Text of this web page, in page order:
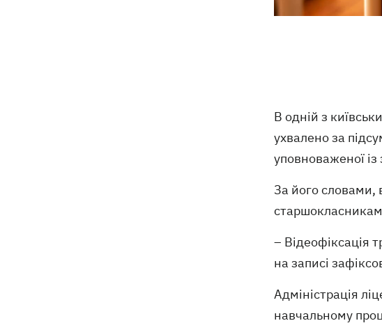
В одній з
ухвалено за
уповноваженої із
За його словами,
– Відеофіксація
на записі
Адміністрація
навчальному